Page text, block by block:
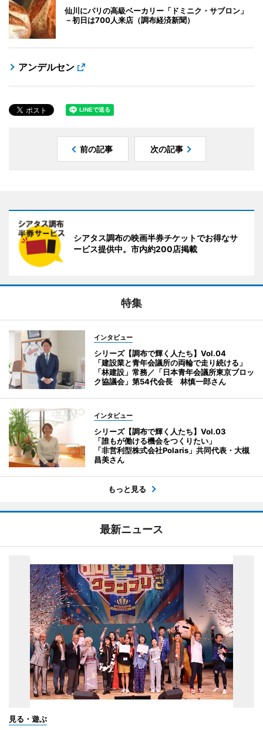
仙川にパリの高級ベーカリー「ドミニク・サブロン」
－初日は700人来店（調布経済新聞）
アンデルセン
前の記事 次の記事
シアタス調布の映画半券チケットでお得なサ
ービス提供中。市内約200店掲載
特集
インタビュー
シリーズ【調布で輝く人たち】Vol.04
「建設業と青年会議所の両輪で走り続ける」
「林建設」常務／「日本青年会議所東京ブロッ
ク協議会」第54代会長 林慎一郎さん
インタビュー
シリーズ【調布で輝く人たち】Vol.03
「誰もが働ける機会をつくりたい」
「非営利型株式会社Polaris」共同代表・大槻
昌美さん
もっと見る
最新ニュース
見る・遊ぶ